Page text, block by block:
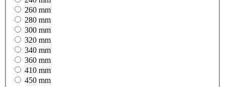
260 mm
280 mm
300 mm
320 mm
340 mm
360 mm
410 mm
450 mm